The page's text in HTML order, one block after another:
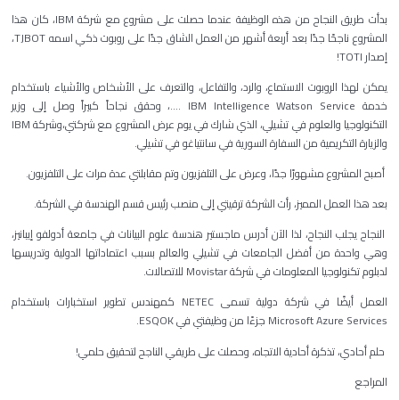
بدأت طريق النجاح من هذه الوظيفة عندما حصلت على مشروع مع شركة IBM، كان هذا
المشروع ناجحًا جدًا بعد أربعة أشهر من العمل الشاق جدًا على روبوت ذكي اسمه TJBOT،
إصدار TOTI!
يمكن لهذا الروبوت الاستماع، والرد، والتفاعل، والتعرف على الأشخاص والأشياء باستخدام
خدمة IBM Intelligence Watson Service ....، وحقق نجاحاً كبيراً وصل إلى وزير
التكنولوجيا والعلوم في تشيلي، الذي شارك في يوم عرض المشروع مع شركتي،وشركة IBM
والزيارة التكريمية من السفارة السورية في سانتياغو في تشيلي.
أصبح المشروع مشهورًا جدًا، وعرض على التلفزيون وتم مقابلتي عدة مرات على التلفزيون.
بعد هذا العمل المميز، رأت الشركة ترقيتي إلى منصب رئيس قسم الهندسة في الشركة.
النجاح يجلب النجاح، لذا الآن أدرس ماجستير هندسة علوم البيانات في جامعة أدولفو إيبانيز،
وهي واحدة من أفضل الجامعات في تشيلي والعالم بسبب اعتماداتها الدولية وتدريسها
لدبلوم تكنولوجيا المعلومات في شركة Movistar للاتصالات.
العمل أيضًا في شركة دولية تسمى NETEC كمهندس تطوير استخبارات باستخدام
Microsoft Azure Services جزءًا من وظيفتي في ESQOK.
حلم أحادي، تذكرة أحادية الاتجاه، وحصلت على طريقي الناجح لتحقيق حلمي!
المراجع